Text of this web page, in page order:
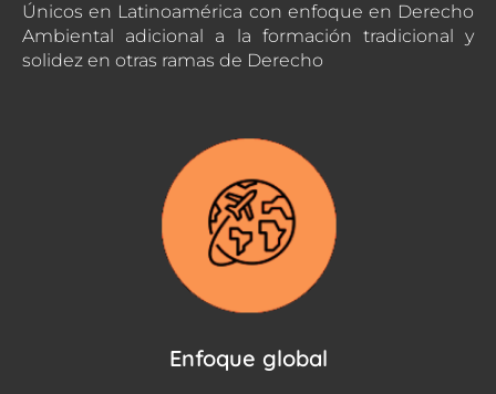
Únicos en Latinoamérica con enfoque en Derecho
Ambiental adicional a la formación tradicional y
solidez en otras ramas de Derecho
Enfoque global